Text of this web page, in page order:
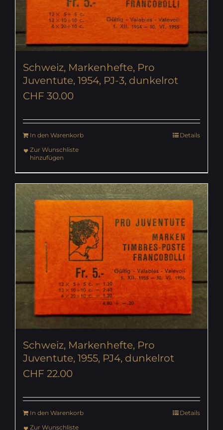
Schweiz, Markenhefte, Pro
Juventute, 1954, PJ-3, dunkelrot
CHF 30.00
In den Warenkorb
Details
Zur Wunschliste
hinzufügen
Schweiz, Markenhefte, Pro
Juventute, 1955, PJ4, dunkelrot
CHF 22.00
In den Warenkorb
Details
Zur Wunschliste